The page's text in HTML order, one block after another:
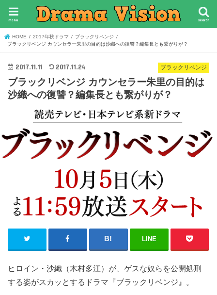
search
menu
HOME 2017年秋ドラマ
ブラックリベンジ
ブラックリベンジ カウンセラー朱里の目的は沙織への復讐？編集長とも繋がりが？
ブラックリベンジ
2017.11.11 2017.11.24
ブラックリベンジ カウンセラー朱里の目的は
沙織への復讐？編集長とも繋がりが？
LINE
ヒロイン・沙織（木村多江）が、ゲスな奴らを公開処刑
する姿がスカッとするドラマ『ブラックリベンジ』。